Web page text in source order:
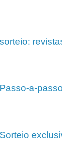
sorteio:
Passo-a-
Sorteio